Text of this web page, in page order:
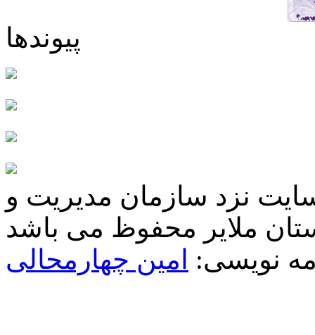
پیوندها
نزد سازمان مدیریت و
نویسی: امین چهارمحالی